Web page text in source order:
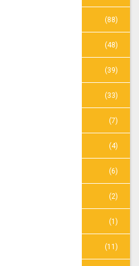
(88)
(48)
(39)
(33)
(7)
(4)
(6)
(2)
(1)
(11)